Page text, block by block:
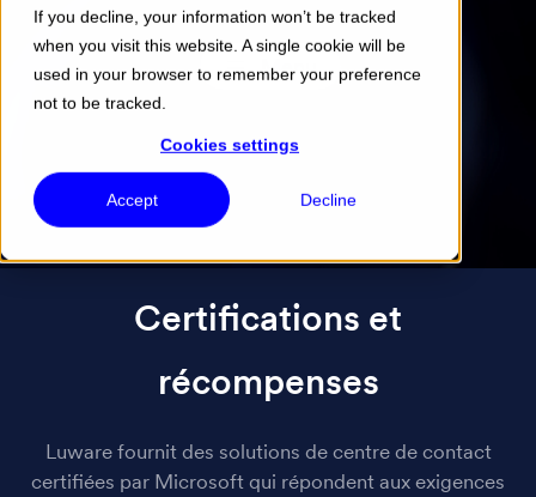
If you decline, your information won’t be tracked
when you visit this website. A single cookie will be
used in your browser to remember your preference
not to be tracked.
Cookies settings
Accept Decline
Menu
Certifications et
récompenses
Luware fournit des solutions de centre de contact
certifiées par Microsoft qui répondent aux exigences